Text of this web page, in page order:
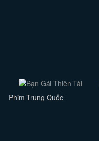
Phim Trung Quốc